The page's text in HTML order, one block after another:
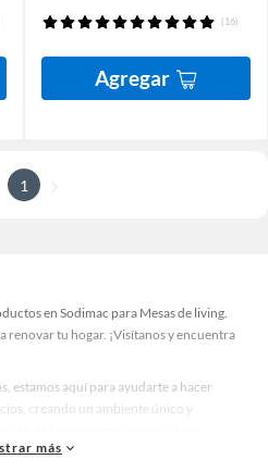
(16)
Agregar
1
en Sodimac para Mesas de living.
renovar tu hogar. ¡Visítanos y encuentra
estamos aquí para ayudarte a hacer
creando un ambiente único y
a crear un espacio más tú.
más